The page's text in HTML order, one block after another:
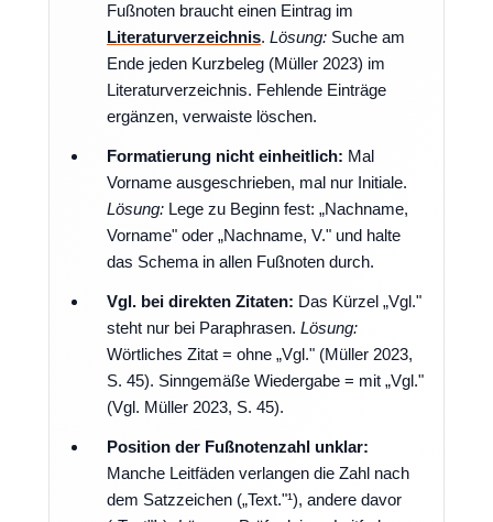
Fußnoten braucht einen Eintrag im
Literaturverzeichnis. Lösung: Suche am
Ende jeden Kurzbeleg (Müller 2023) im
Literaturverzeichnis. Fehlende Einträge
ergänzen, verwaiste löschen.
Formatierung nicht einheitlich: Mal
Vorname ausgeschrieben, mal nur Initiale.
Lösung: Lege zu Beginn fest: „Nachname,
Vorname" oder „Nachname, V." und halte
das Schema in allen Fußnoten durch.
Vgl. bei direkten Zitaten: Das Kürzel „Vgl."
steht nur bei Paraphrasen. Lösung:
Wörtliches Zitat = ohne „Vgl." (Müller 2023,
S. 45). Sinngemäße Wiedergabe = mit „Vgl."
(Vgl. Müller 2023, S. 45).
Position der Fußnotenzahl unklar:
Manche Leitfäden verlangen die Zahl nach
dem Satzzeichen („Text."¹), andere davor